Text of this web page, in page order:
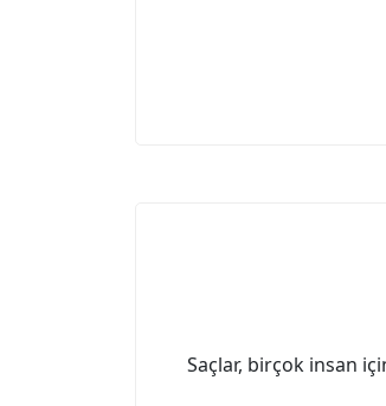
Saçlar, birçok insan